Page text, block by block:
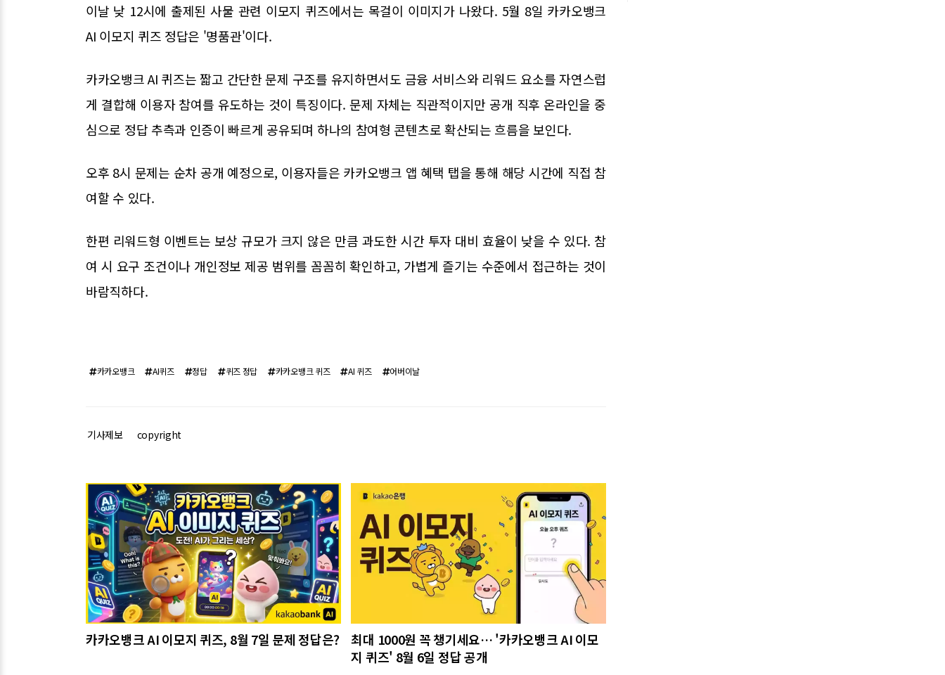
이날 낮 12시에 출제된 사물 관련 이모지 퀴즈에서는 목걸이 이미지가 나왔다. 5월 8일 카카오뱅크
AI 이모지 퀴즈 정답은 '명품관'이다.
카카오뱅크 AI 퀴즈는 짧고 간단한 문제 구조를 유지하면서도 금융 서비스와 리워드 요소를 자연스럽
게 결합해 이용자 참여를 유도하는 것이 특징이다. 문제 자체는 직관적이지만 공개 직후 온라인을 중
심으로 정답 추측과 인증이 빠르게 공유되며 하나의 참여형 콘텐츠로 확산되는 흐름을 보인다.
오후 8시 문제는 순차 공개 예정으로, 이용자들은 카카오뱅크 앱 혜택 탭을 통해 해당 시간에 직접 참
여할 수 있다.
한편 리워드형 이벤트는 보상 규모가 크지 않은 만큼 과도한 시간 투자 대비 효율이 낮을 수 있다. 참
여 시 요구 조건이나 개인정보 제공 범위를 꼼꼼히 확인하고, 가볍게 즐기는 수준에서 접근하는 것이
바람직하다.
카카오뱅크 AI퀴즈 정답 퀴즈 정답 카카오뱅크 퀴즈 AI 퀴즈 어버이날
기사제보 copyright
관련기사
카카오뱅크 AI 이모지 퀴즈, 8월 7일 문제 정답은?
최대 1000원 꼭 챙기세요… '카카오뱅크 AI 이모
지 퀴즈' 8월 6일 정답 공개